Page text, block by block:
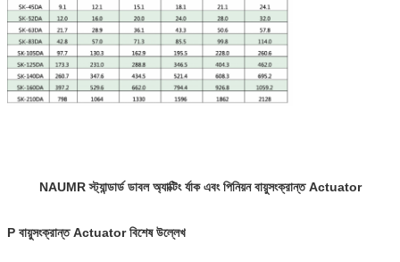
NAUMR স্ট্যান্ডার্ড ডাবল অ্যাক্টিং র্যাক এবং পিনিয়ন বায়ুসংক্রান্ত Actuator
P বায়ুসংক্রান্ত Actuator বিশেষ উল্লেখ